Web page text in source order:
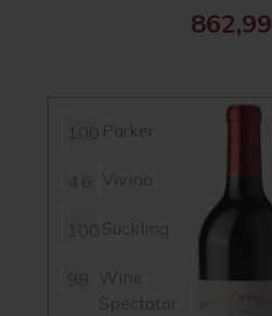
862,99
100 Parker
Vivino
100 Suckling
Wine
Spectator